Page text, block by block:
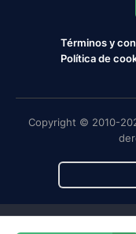
Términos y
Política de
Copyright © 2010-